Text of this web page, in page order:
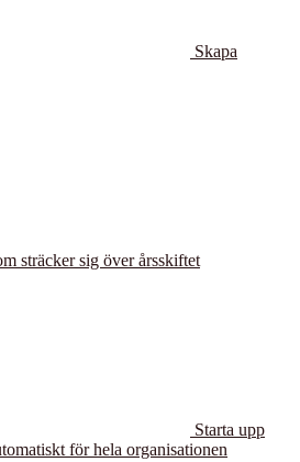
Skapa
sträcker sig över årsskiftet
Starta upp
för hela organisationen